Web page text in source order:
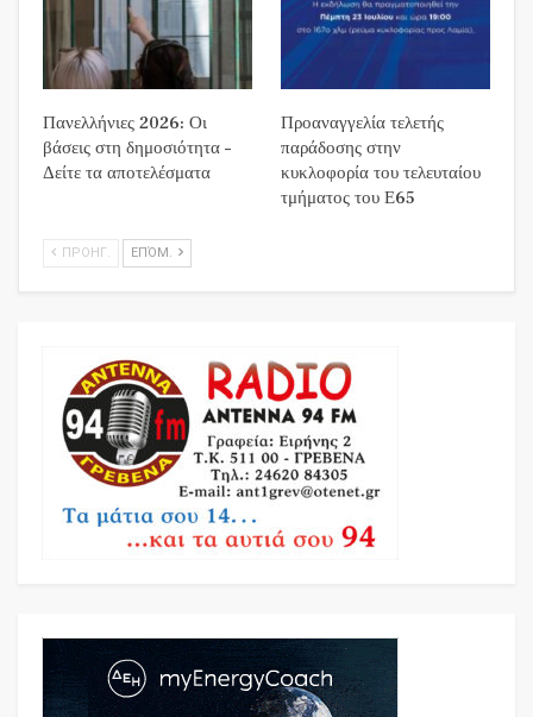
Πανελλήνιες 2026: Οι
βάσεις στη δημοσιότητα –
Δείτε τα αποτελέσματα
Προαναγγελία τελετής
παράδοσης στην
κυκλοφορία του τελευταίου
τμήματος του Ε65
ΠΡΟΗΓ. ΕΠΌΜ.